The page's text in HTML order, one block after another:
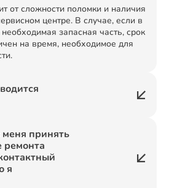
от сложности поломки и наличия
центре. В случае, если в
необходимая запасная часть, срок
на время, необходимое для
принять
ремонта
я